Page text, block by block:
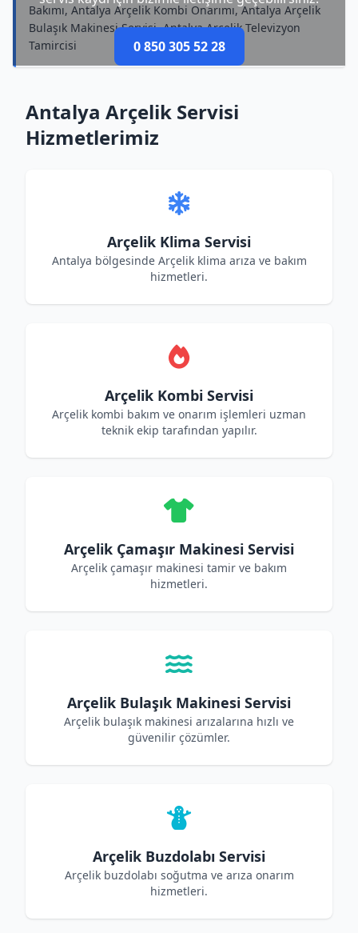
0 850 305 52 28
Bakımı, Antalya Arçelik Kombi Onarımı, Antalya Arçelik
Bulaşık Makinesi Servisi, Antalya Arçelik Televizyon
Tamircisi
Antalya Arçelik Servisi
Hizmetlerimiz
Arçelik Klima Servisi
Antalya bölgesinde Arçelik klima arıza ve bakım
hizmetleri.
Arçelik Kombi Servisi
Arçelik kombi bakım ve onarım işlemleri uzman
teknik ekip tarafından yapılır.
Arçelik Çamaşır Makinesi Servisi
Arçelik çamaşır makinesi tamir ve bakım
hizmetleri.
Arçelik Bulaşık Makinesi Servisi
Arçelik bulaşık makinesi arızalarına hızlı ve
güvenilir çözümler.
Arçelik Buzdolabı Servisi
Arçelik buzdolabı soğutma ve arıza onarım
hizmetleri.